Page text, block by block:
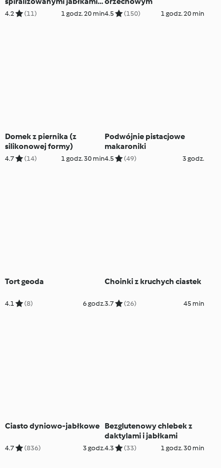
(TM5)
4.2 (11) 1 godz. 20 min4.5 (150) 1 godz. 20 min
Domek z piernika (z
silikonowej formy)
4.7 (14) 1 godz. 30 min
Podwójnie pistacjowe
makaroniki
4.5 (49) 3 godz.
Tort geoda
4.1 (8) 6 godz.
Choinki z kruchych ciastek
3.7 (26) 45 min
Ciasto dyniowo-jabłkowe
4.7 (836) 3 godz.
Bezglutenowy chlebek z
daktylami i jabłkami
4.3 (33) 1 godz. 30 min